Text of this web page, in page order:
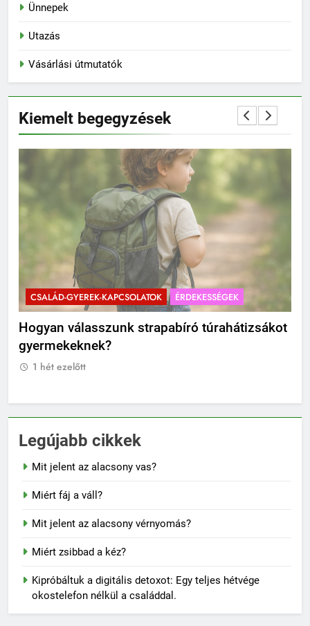
Ünnepek
Utazás
Vásárlási útmutatók
Kiemelt begegyzések
CSALÁD-GYEREK-KAPCSOLATOK ÉRDEKESSÉGEK
Hogyan válasszunk strapabíró túrahátizsákot
gyermekeknek?
1 hét ezelőtt
Legújabb cikkek
Mit jelent az alacsony vas?
Miért fáj a váll?
Mit jelent az alacsony vérnyomás?
Miért zsibbad a kéz?
Kipróbáltuk a digitális detoxot: Egy teljes hétvége
okostelefon nélkül a családdal.